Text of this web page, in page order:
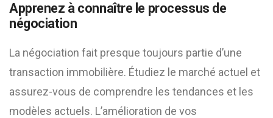
Apprenez à connaître le processus de
négociation
La négociation fait presque toujours partie d’une
transaction immobilière. Étudiez le marché actuel et
assurez-vous de comprendre les tendances et les
modèles actuels. L’amélioration de vos